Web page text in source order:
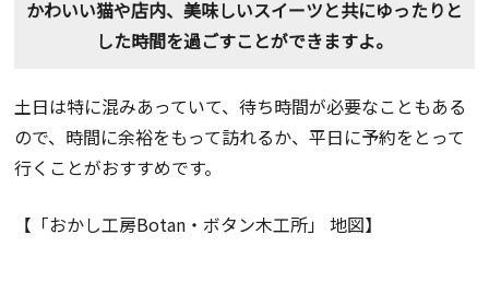
かわいい猫や店内、美味しいスイーツと共にゆったりと
した時間を過ごすことができますよ。
土日は特に混みあっていて、待ち時間が必要なこともある
ので、時間に余裕をもって訪れるか、平日に予約をとって
行くことがおすすめです。
【「おかし工房Botan・ボタン木工所」 地図】